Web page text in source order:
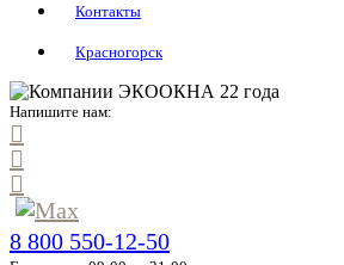
Контакты
Красногорск
Напишите нам:
8 800 550-12-50